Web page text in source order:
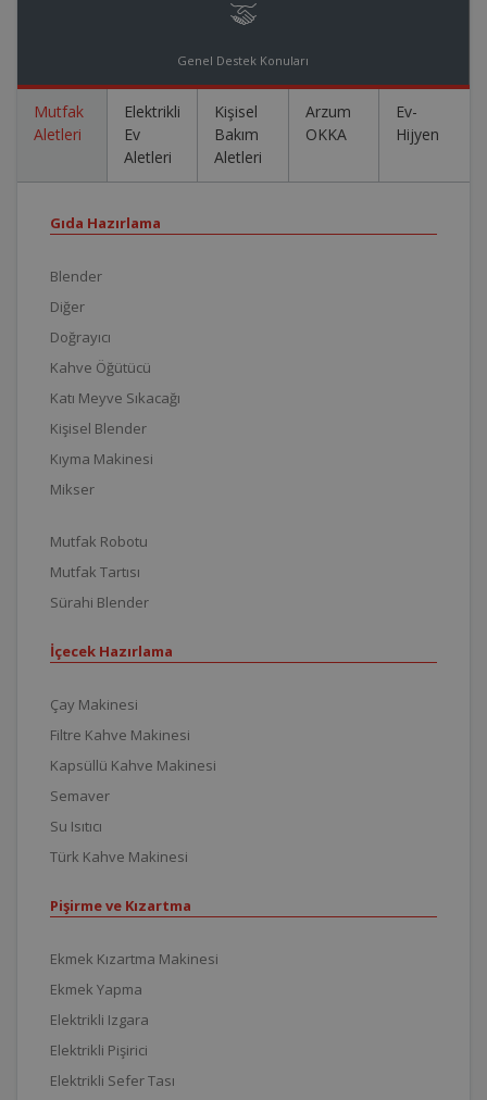
Genel Destek Konuları
Mutfak
Aletleri
Elektrikli
Ev
Aletleri
Kişisel
Bakım
Aletleri
Arzum
OKKA
Ev-
Hijyen
Gıda Hazırlama
Blender
Diğer
Doğrayıcı
Kahve Öğütücü
Katı Meyve Sıkacağı
Kişisel Blender
Kıyma Makinesi
Mikser
Mutfak Robotu
Mutfak Tartısı
Sürahi Blender
İçecek Hazırlama
Çay Makinesi
Filtre Kahve Makinesi
Kapsüllü Kahve Makinesi
Semaver
Su Isıtıcı
Türk Kahve Makinesi
Pişirme ve Kızartma
Ekmek Kızartma Makinesi
Ekmek Yapma
Elektrikli Izgara
Elektrikli Pişirici
Elektrikli Sefer Tası